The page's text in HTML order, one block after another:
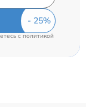
c политикой